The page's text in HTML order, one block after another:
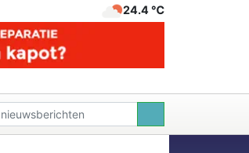
24.4 ℃